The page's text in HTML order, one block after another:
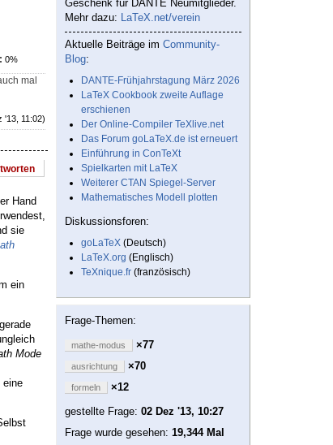
0%
mal
'13, 11:02)
Hand
sie
ein
Mode
eine
Geschenk für DANTE Neumitglieder.
Mehr dazu: LaTeX.net/verein
Aktuelle Beiträge im Community-
Blog:
DANTE-Frühjahrstagung März 2026
LaTeX Cookbook zweite Auflage
erschienen
Der Online-Compiler TeXlive.net
Das Forum goLaTeX.de ist erneuert
Einführung in ConTeXt
Spielkarten mit LaTeX
Weiterer CTAN Spiegel-Server
Mathematisches Modell plotten
Diskussionsforen:
goLaTeX (Deutsch)
LaTeX.org (Englisch)
TeXnique.fr (französisch)
Frage-Themen:
mathe-modus ×77
ausrichtung ×70
formeln
×12
gestellte Frage: 02 Dez '13, 10:27
Frage wurde gesehen: 19,344 Mal